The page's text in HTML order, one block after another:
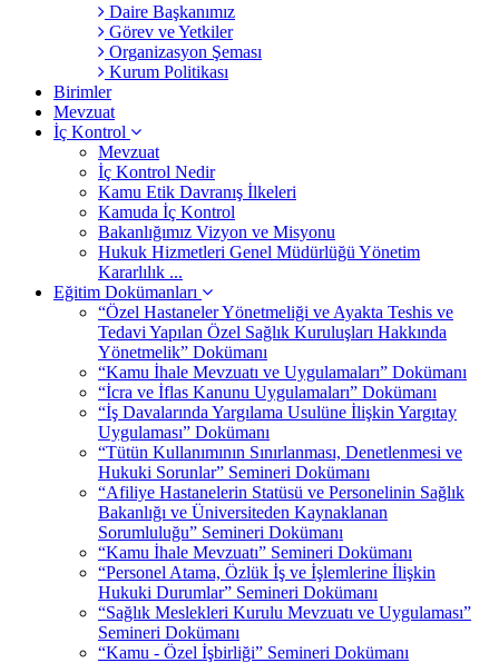
Daire Başkanımız
Görev ve Yetkiler
Organizasyon Şeması
Kurum Politikası
Birimler
Mevzuat
İç Kontrol
Mevzuat
İç Kontrol Nedir
Kamu Etik Davranış İlkeleri
Kamuda İç Kontrol
Bakanlığımız Vizyon ve Misyonu
Hukuk Hizmetleri Genel Müdürlüğü Yönetim
Kararlılık ...
Eğitim Dokümanları
“Özel Hastaneler Yönetmeliği ve Ayakta Teshis ve
Tedavi Yapılan Özel Sağlık Kuruluşları Hakkında
Yönetmelik” Dokümanı
“Kamu İhale Mevzuatı ve Uygulamaları” Dokümanı
“İcra ve İflas Kanunu Uygulamaları” Dokümanı
“İş Davalarında Yargılama Usulüne İlişkin Yargıtay
Uygulaması” Dokümanı
“Tütün Kullanımının Sınırlanması, Denetlenmesi ve
Hukuki Sorunlar” Semineri Dokümanı
“Afiliye Hastanelerin Statüsü ve Personelinin Sağlık
Bakanlığı ve Üniversiteden Kaynaklanan
Sorumluluğu” Semineri Dokümanı
“Kamu İhale Mevzuatı” Semineri Dokümanı
“Personel Atama, Özlük İş ve İşlemlerine İlişkin
Hukuki Durumlar” Semineri Dokümanı
“Sağlık Meslekleri Kurulu Mevzuatı ve Uygulaması”
Semineri Dokümanı
“Kamu - Özel İşbirliği” Semineri Dokümanı